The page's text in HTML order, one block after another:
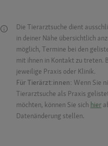
Die Tierarztsuche dient
in deiner Nähe übersichtlich
möglich, Termine bei den
mit ihnen in Kontakt zu treten.
jeweilige Praxis oder Klinik.
Für Tierärzt:innen: Wenn Sie
Tierarztsuche als Praxis
möchten, können Sie sich hier
Datenänderung stellen.